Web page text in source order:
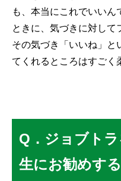
も、本当にこれでいいん
ときに、気づきに対して
その気づき「いいね」と
てくれるところはすごく
Q．ジョブト
生にお勧めす